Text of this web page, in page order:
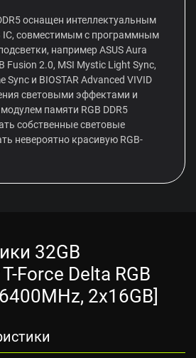
оснащен интеллектуальным
IC, совместимым с программным
например ASUS Aura
Fusion 2.0, MSI Mystic Light Sync,
Sync и BIOSTAR Advanced VIVID
световыми эффектами и
памяти RGB DDR5
собственные световые
невероятно красивую RGB-
32GB
Force Delta RGB
2x16GB]